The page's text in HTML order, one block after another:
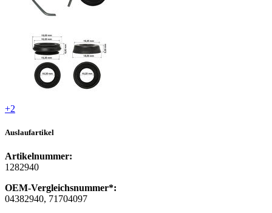
+2
Auslaufartikel
Artikelnummer:
1282940
OEM-Vergleichsnummer*:
04382940, 71704097